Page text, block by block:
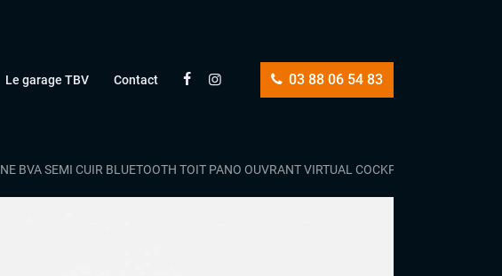
03 88 06 54 83
Le garage TBV Contact
BVA SEMI CUIR BLUETOOTH TOIT PANO OUVRANT VIRTUAL COCKPIT FRONT ASSIST